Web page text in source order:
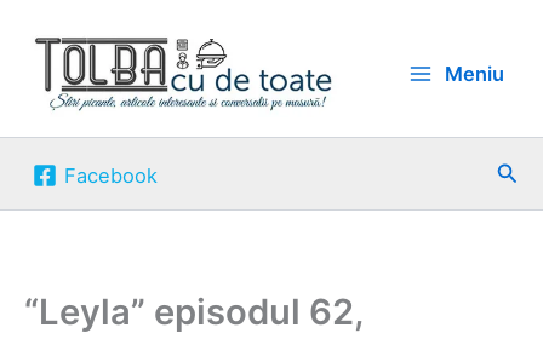
content
Meniu
Facebook
“Leyla” episodul 62,